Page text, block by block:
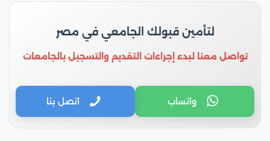
لتأمين قبولك الجامعي في مصر
تواصل معنا لبدء إجراءات التقديم والتسجيل بالجامعات
واتساب اتصل بنا